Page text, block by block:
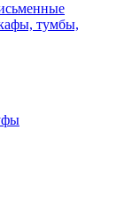
тумбы,